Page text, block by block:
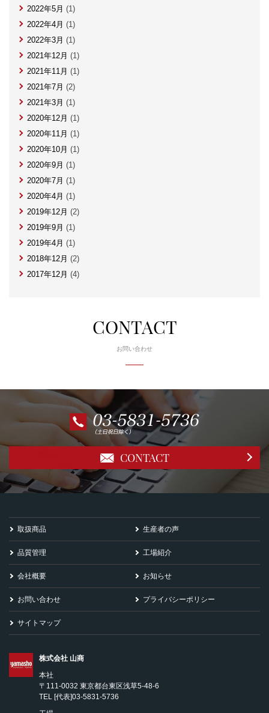
2022年5月 (1)
2022年4月 (1)
2022年3月 (1)
2021年12月 (1)
2021年11月 (1)
2021年7月 (2)
2021年3月 (1)
2020年12月 (1)
2020年11月 (1)
2020年10月 (1)
2020年9月 (1)
2020年7月 (1)
2020年4月 (1)
2019年12月 (2)
2019年9月 (1)
2019年4月 (1)
2018年12月 (2)
2017年12月 (4)
CONTACT
お問い合わせ
CONTACT
取扱商品 生産者の声
品質管理 工場紹介
会社概要 お知らせ
お問い合わせ プライバシーポリシー
サイトマップ
株式会社 山商
本社
〒111-0032 東京都台東区浅草5-48-6
TEL [代表]03-5831-5736